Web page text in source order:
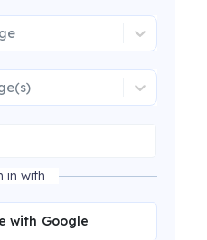
in with
with Google